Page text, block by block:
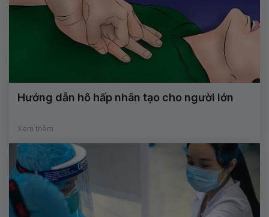
Hướng dẫn hô hấp nhân tạo cho người lớn
Xem thêm